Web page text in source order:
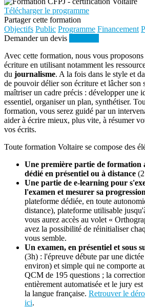
Télécharger le programme
Partager cette formation
Objectifs Public Programme Financement
Demander un devis
Avec cette formation, nous vous
écriture en utilisant notamment les
du journalisme. A la fois dans le style et
de pouvoir délier son écriture et lâcher
maîtriser un cadre précis : développer une
essentiel, organiser un plan, synthétiser.
formation, vous serez guidé par un
aider à écrire mieux, plus vite, à résumer
vos écrits.
Toute formation Voltaire se compose des
Une première partie de formation
dédié en présentiel ou à distance
Une partie de e-learning pour
l'examen et mesurer sa progression
plateforme dédiée, en toute
distance), plateforme utilisable
vous aurez accès au volet «
avez la possibilité de réinitialiser
vous semble.
Un examen, en présentiel et sous
(3h) : l'épreuve débute par une
environ) et simple qui ne comporte
QCM de 195 questions ; la
entièrement automatisée et le jury
la langue française. Retrouver le
ici.